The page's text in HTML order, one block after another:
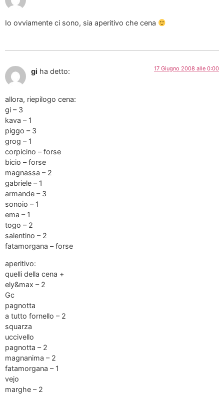
Io ovviamente ci sono, sia aperitivo che cena
gi ha detto: 17 Giugno 2008 alle 0:00
allora, riepilogo cena:
gi – 3
kava – 1
piggo – 3
grog – 1
corpicino – forse
bicio – forse
magnassa – 2
gabriele – 1
armande – 3
sonoio – 1
ema – 1
togo – 2
salentino – 2
fatamorgana – forse
aperitivo:
quelli della cena +
ely&max – 2
Gc
pagnotta
a tutto fornello – 2
squarza
uccivello
pagnotta – 2
magnanima – 2
fatamorgana – 1
vejo
marghe – 2